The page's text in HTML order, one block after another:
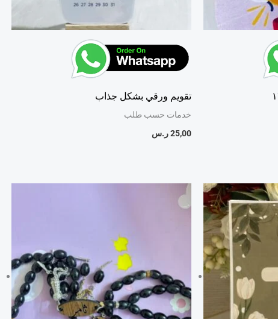
تقويم ورقي بشكل جذاب
خدمات حسب طلب
25,00ر.س